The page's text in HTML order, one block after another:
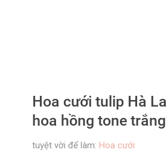
Hoa cưới tulip Hà
hoa hồng tone trắng
tuyệt vời để làm: Hoa cưới